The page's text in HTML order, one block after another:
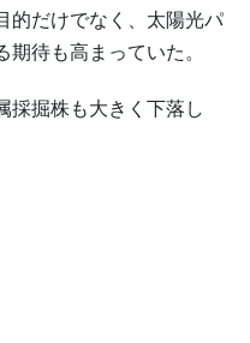
的だけでなく、太陽光パ
待も高まっていた。
掘株も大きく下落し